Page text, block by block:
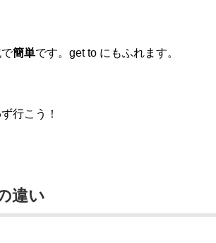
簡単です。get to にもふれます。
行こう！
違い